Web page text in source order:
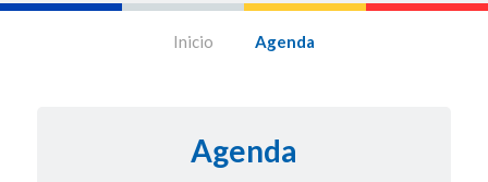
Inicio Agenda
Agenda